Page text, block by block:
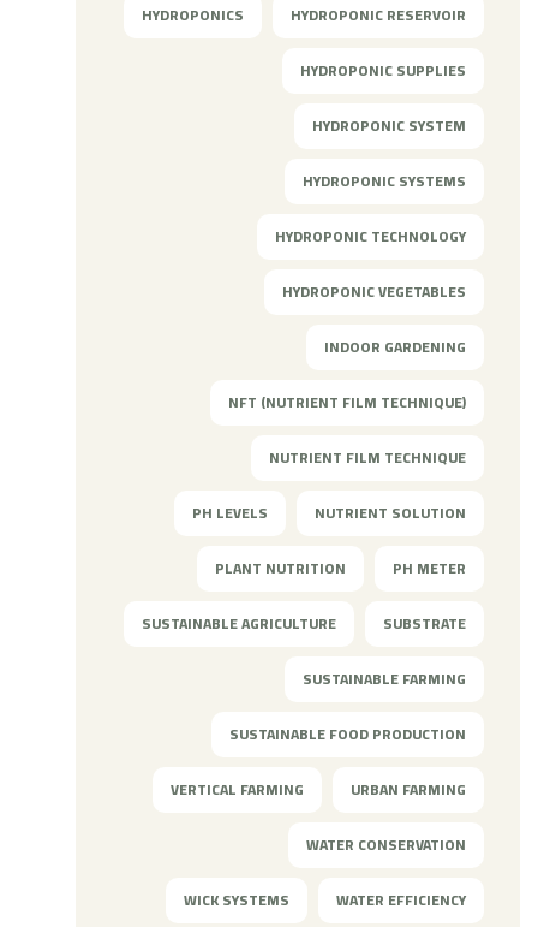
HYDROPONIC RESERVOIR
HYDROPONICS
HYDROPONIC SUPPLIES
HYDROPONIC SYSTEM
HYDROPONIC SYSTEMS
HYDROPONIC TECHNOLOGY
HYDROPONIC VEGETABLES
INDOOR GARDENING
NFT (NUTRIENT FILM TECHNIQUE)
NUTRIENT FILM TECHNIQUE
NUTRIENT SOLUTION
PH LEVELS
PH METER
PLANT NUTRITION
SUBSTRATE
SUSTAINABLE AGRICULTURE
SUSTAINABLE FARMING
SUSTAINABLE FOOD PRODUCTION
URBAN FARMING
VERTICAL FARMING
WATER CONSERVATION
WATER EFFICIENCY
WICK SYSTEMS